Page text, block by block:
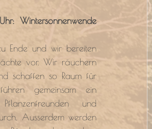
Wintersonnenwende
Ende und wir bereiten
vor. Wir räuchern
schaffen so Raum für
gemeinsam ein
und
Ausserdem werden